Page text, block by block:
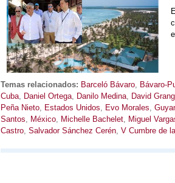
Temas relacionados: Barceló Bávaro, Bávaro-
Cuba, Daniel Ortega, Danilo Medina, David
Peña Nieto, Estados Unidos, Evo Morales,
Santos, México, Michelle Bachelet, Miguel
Castro, Salvador Sánchez Cerén, V Cumbre de